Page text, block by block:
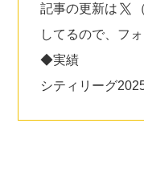
記事の更新は
（
してるので、フ
◆実績
シティリーグ